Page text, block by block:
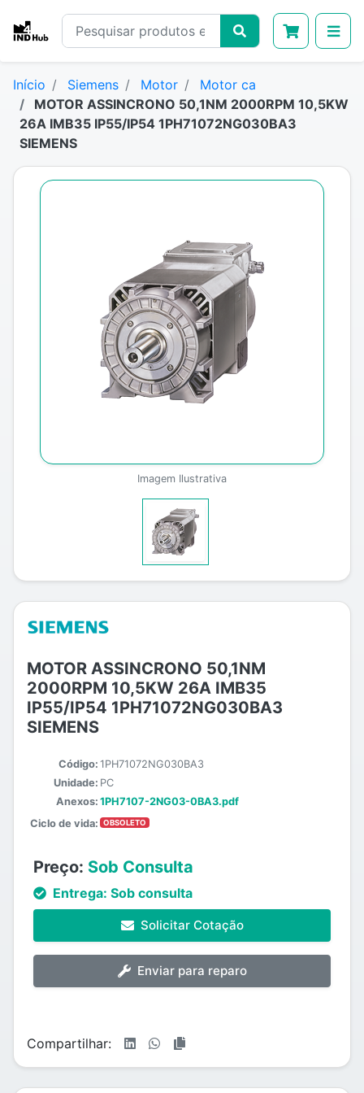
Início Siemens Motor
Motor ca
MOTOR ASSINCRONO 50,1NM 2000RPM 10,5KW
26A IMB35 IP55/IP54 1PH71072NG030BA3
SIEMENS
Imagem Ilustrativa
MOTOR ASSINCRONO 50,1NM
2000RPM 10,5KW 26A IMB35
IP55/IP54 1PH71072NG030BA3
SIEMENS
Código: 1PH71072NG030BA3
Unidade: PC
Anexos: 1PH7107-2NG03-0BA3.pdf
Ciclo de vida:
OBSOLETO
Preço: Sob Consulta
Entrega: Sob consulta
Solicitar Cotação
Enviar para reparo
Compartilhar: